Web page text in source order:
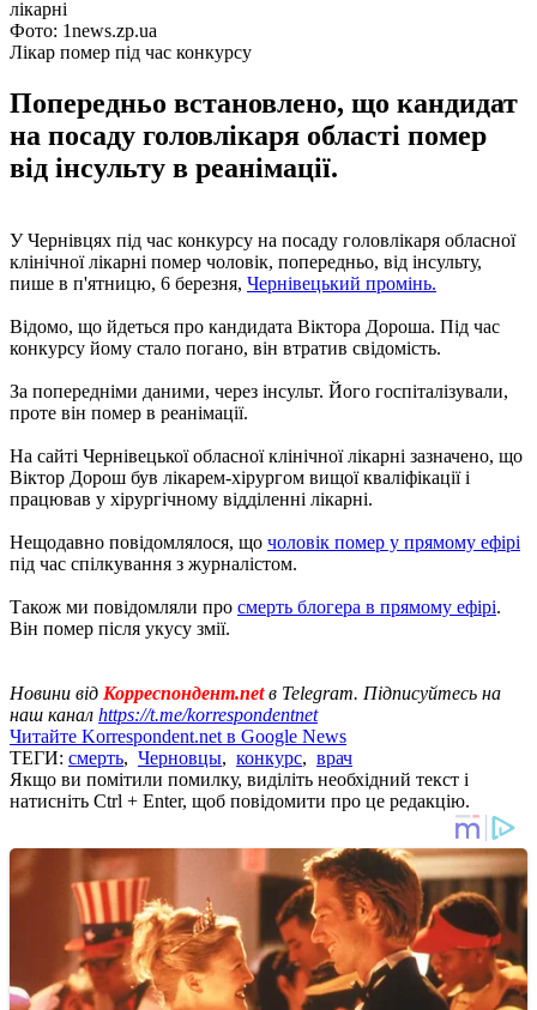
Фото: 1news.zp.ua
Лікар помер під час конкурсу
Попередньо встановлено, що кандидат
на посаду головлікаря області помер
від інсульту в реанімації.
У Чернівцях під час конкурсу на посаду головлікаря обласної
клінічної лікарні помер чоловік, попередньо, від інсульту,
пише в п'ятницю, 6 березня, Чернівецький промінь.
Відомо, що йдеться про кандидата Віктора Дороша. Під час
конкурсу йому стало погано, він втратив свідомість.
За попередніми даними, через інсульт. Його госпіталізували,
проте він помер в реанімації.
На сайті Чернівецької обласної клінічної лікарні зазначено, що
Віктор Дорош був лікарем-хірургом вищої кваліфікації і
працював у хірургічному відділенні лікарні.
Нещодавно повідомлялося, що чоловік помер у прямому ефірі
під час спілкування з журналістом.
Також ми повідомляли про смерть блогера в прямому ефірі.
Він помер після укусу змії.
Новини від Корреспондент.netв Telegram. Підписуйтесь на
наш канал https://t.me/korrespondentnet
Читайте Korrespondent.net в Google News
ТЕГИ: смерть, Черновцы, конкурс, врач
Якщо ви помітили помилку, виділіть необхідний текст і
натисніть Ctrl + Enter, щоб повідомити про це редакцію.